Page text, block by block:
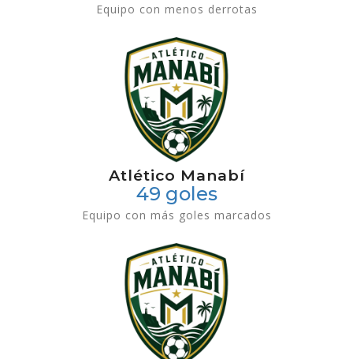
Equipo con menos derrotas
Atlético Manabí
49 goles
Equipo con más goles marcados